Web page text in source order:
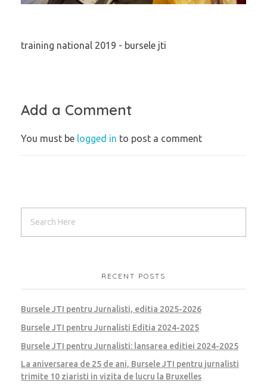
training national 2019 - bursele jti
Add a Comment
You must be logged in to post a comment
RECENT POSTS
Bursele JTI pentru Jurnalisti, editia 2025-2026
Bursele JTI pentru Jurnalisti Editia 2024-2025
Bursele JTI pentru Jurnalisti: lansarea editiei 2024-2025
La aniversarea de 25 de ani, Bursele JTI pentru jurnalisti
trimite 10 ziaristi in vizita de lucru la Bruxelles